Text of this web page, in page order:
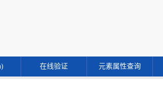
在线验证 元素属性查询